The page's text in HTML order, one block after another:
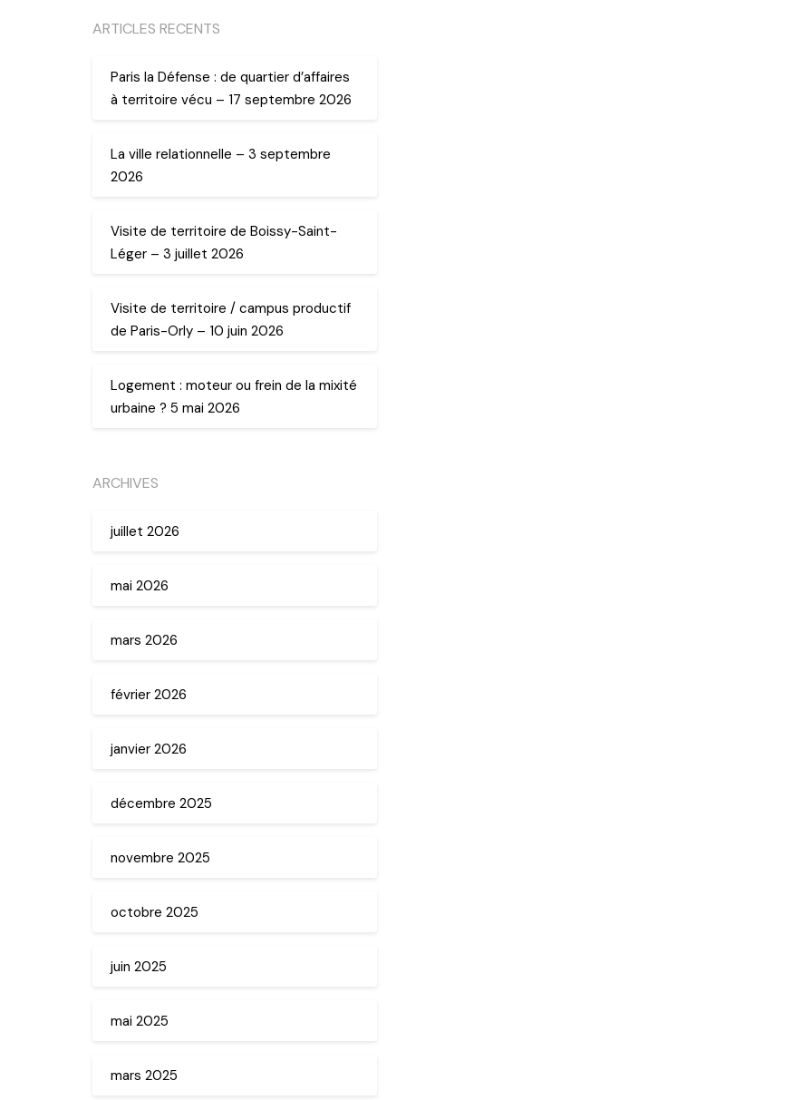
ARTICLES RECENTS
Paris la Défense : de quartier d’affaires
à territoire vécu – 17 septembre 2026
La ville relationnelle – 3 septembre
2026
Visite de territoire de Boissy-Saint-
Léger – 3 juillet 2026
Visite de territoire / campus productif
de Paris-Orly – 10 juin 2026
Logement : moteur ou frein de la mixité
urbaine ? 5 mai 2026
ARCHIVES
juillet 2026
mai 2026
mars 2026
février 2026
janvier 2026
décembre 2025
novembre 2025
octobre 2025
juin 2025
mai 2025
mars 2025